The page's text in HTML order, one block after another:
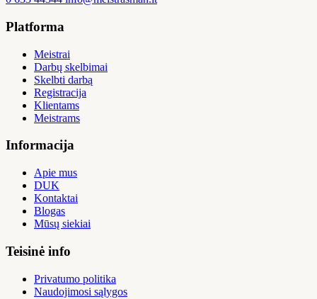
Platforma
Meistrai
Darbų skelbimai
Skelbti darbą
Registracija
Klientams
Meistrams
Informacija
Apie mus
DUK
Kontaktai
Blogas
Mūsų siekiai
Teisinė info
Privatumo politika
Naudojimosi sąlygos